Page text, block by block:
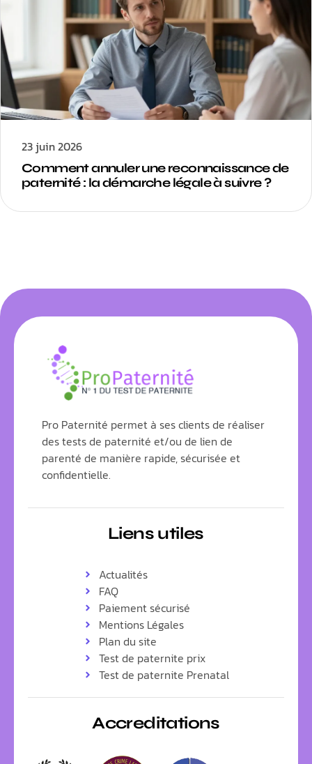
Comment annuler une reconnaissance de
paternité : la démarche légale à suivre ?
23 juin 2026
Pro Paternité permet à ses clients de réaliser
des tests de paternité et/ou de lien de
parenté de manière rapide, sécurisée et
confidentielle.
Liens utiles
Actualités
FAQ
Paiement sécurisé
Mentions Légales
Plan du site
Test de paternite prix
Test de paternite Prenatal
Accreditations